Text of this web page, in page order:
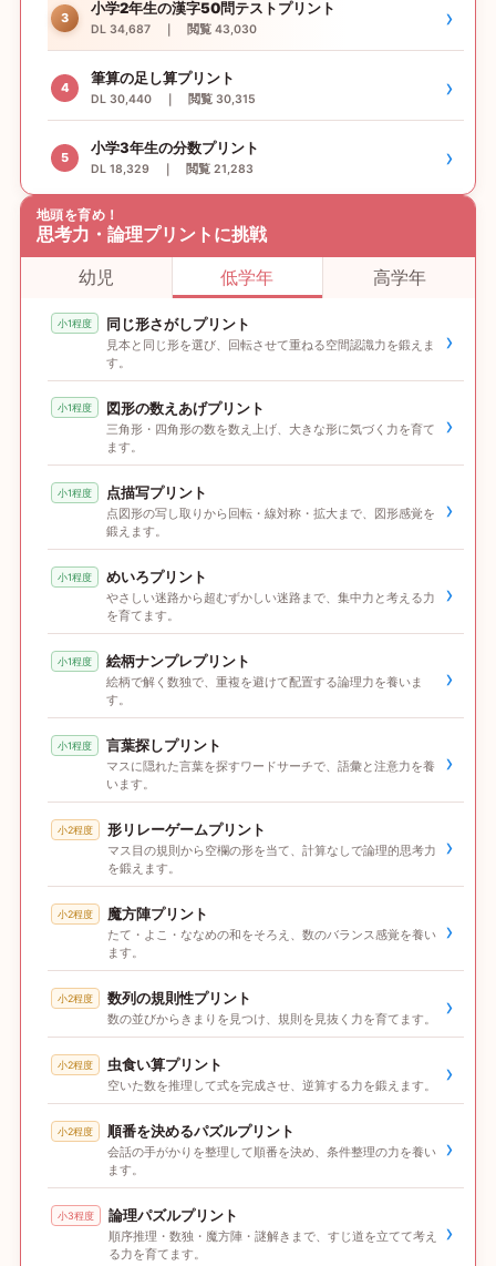
3
小学2年生の漢字50問テストプリント
DL 34,687 ｜ 閲覧 43,030 ›
4
筆算の足し算プリント
DL 30,440 ｜ 閲覧 30,315 ›
5
小学3年生の分数プリント
DL 18,329 ｜ 閲覧 21,283 ›
地頭を育め！
思考力・論理プリントに挑戦
幼児
低学年 高学年
小1程度 同じ形さがしプリント
見本と同じ形を選び、回転させて重ねる空間認識力を鍛えま
す。
›
小1程度 図形の数えあげプリント
三角形・四角形の数を数え上げ、大きな形に気づく力を育て
ます。
›
小1程度 点描写プリント
点図形の写し取りから回転・線対称・拡大まで、図形感覚を
鍛えます。
›
小1程度 めいろプリント
やさしい迷路から超むずかしい迷路まで、集中力と考える力
を育てます。
›
小1程度 絵柄ナンプレプリント
絵柄で解く数独で、重複を避けて配置する論理力を養いま
す。
›
小1程度 言葉探しプリント
マスに隠れた言葉を探すワードサーチで、語彙と注意力を養
います。
›
小2程度 形リレーゲームプリント
マス目の規則から空欄の形を当て、計算なしで論理的思考力
を鍛えます。
›
小2程度 魔方陣プリント
たて・よこ・ななめの和をそろえ、数のバランス感覚を養い
ます。
›
小2程度 数列の規則性プリント
数の並びからきまりを見つけ、規則を見抜く力を育てます。 ›
小2程度 虫食い算プリント
空いた数を推理して式を完成させ、逆算する力を鍛えます。 ›
小2程度 順番を決めるパズルプリント
会話の手がかりを整理して順番を決め、条件整理の力を養い
ます。
›
小3程度 論理パズルプリント
順序推理・数独・魔方陣・謎解きまで、すじ道を立てて考え
る力を育てます。
›